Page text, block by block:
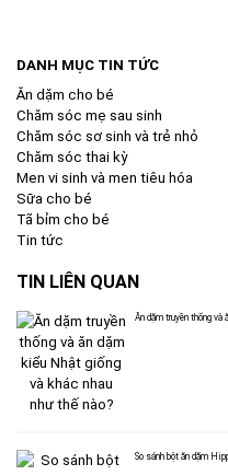
DANH MỤC TIN TỨC
Ăn dặm cho bé
Chăm sóc mẹ sau sinh
Chăm sóc sơ sinh và trẻ nhỏ
Chăm sóc thai kỳ
Men vi sinh và men tiêu hóa
Sữa cho bé
Tã bỉm cho bé
Tin tức
TIN LIÊN QUAN
Ăn dặm truyền thống và
So sánh bột ăn dặm